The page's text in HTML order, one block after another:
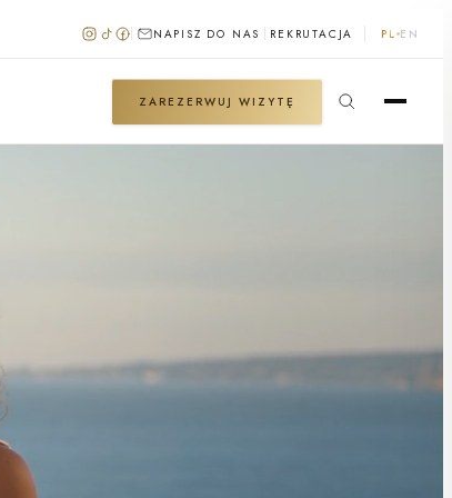
NAPISZ DO NAS REKRUTACJA PL EN
ZAREZERWUJ WIZYTĘ